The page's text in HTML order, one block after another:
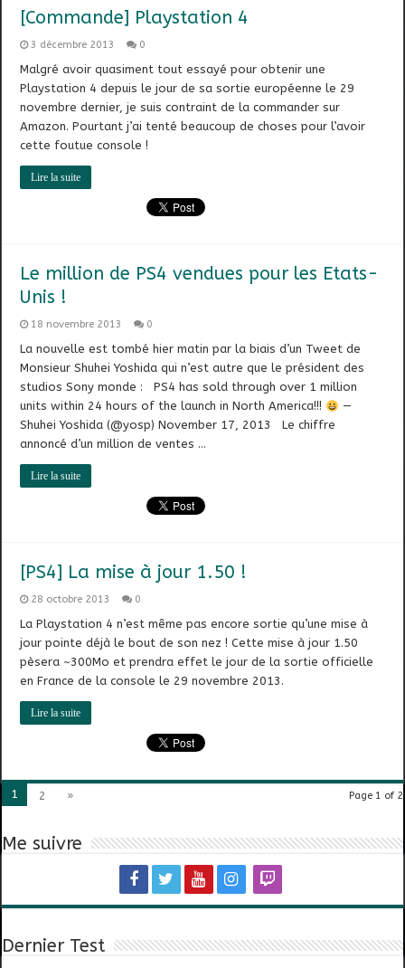
[Commande] Playstation 4
3 décembre 2013 0
Malgré avoir quasiment tout essayé pour obtenir une
Playstation 4 depuis le jour de sa sortie européenne le 29
novembre dernier, je suis contraint de la commander sur
Amazon. Pourtant j’ai tenté beaucoup de choses pour l’avoir
cette foutue console !
Lire la suite
Le million de PS4 vendues pour les Etats-
Unis !
18 novembre 2013 0
La nouvelle est tombé hier matin par la biais d’un Tweet de
Monsieur Shuhei Yoshida qui n’est autre que le président des
studios Sony monde : PS4 has sold through over 1 million
units within 24 hours of the launch in North America!!!
—
Shuhei Yoshida (@yosp) November 17, 2013 Le chiffre
annoncé d’un million de ventes …
Lire la suite
[PS4] La mise à jour 1.50 !
28 octobre 2013 0
La Playstation 4 n’est même pas encore sortie qu’une mise à
jour pointe déjà le bout de son nez ! Cette mise à jour 1.50
pèsera ~300Mo et prendra effet le jour de la sortie officielle
en France de la console le 29 novembre 2013.
Lire la suite
Page 1 of 2
1 2 »
Me suivre
Dernier Test